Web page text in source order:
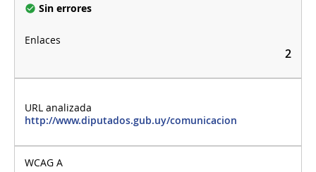
Sin errores
2
http://www.diputados.gub.uy/comunicacion